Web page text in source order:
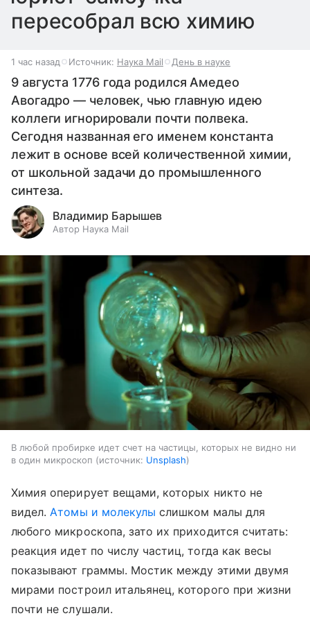
пересобрал всю химию
1 час назад Источник: Наука Mail День в науке
9 августа 1776 года родился Амедео
Авогадро — человек, чью главную идею
коллеги игнорировали почти полвека.
Сегодня названная его именем константа
лежит в основе всей количественной химии,
от школьной задачи до промышленного
синтеза.
Владимир Барышев
Автор Наука Mail
В любой пробирке идет счет на частицы, которых не видно ни
в один микроскоп
источник: Unsplash
Химия оперирует вещами, которых никто не
видел.Атомы и молекулы слишком малы для
любого микроскопа, зато их приходится считать:
реакция идет по числу частиц, тогда как весы
показывают граммы. Мостик между этими двумя
мирами построил итальянец, которого при жизни
почти не слушали.